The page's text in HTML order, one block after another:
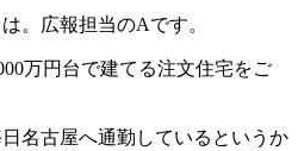
。広報担当のAです。
万円台で建てる注文住宅をご
名古屋へ通勤しているというか